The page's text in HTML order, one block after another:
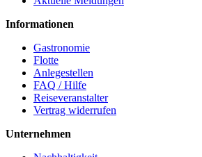
Informationen
Gastronomie
Flotte
Anlegestellen
FAQ / Hilfe
Reiseveranstalter
Vertrag widerrufen
Unternehmen